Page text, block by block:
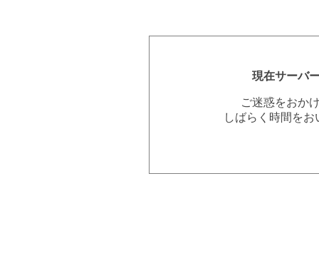
現在サーバ
ご迷惑をおか
しばらく時間を